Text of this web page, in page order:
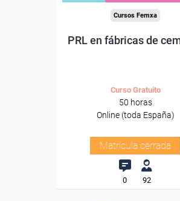
Cursos Femxa
PRL en fábricas de
Curso Gratuito
50 horas
Online (toda España)
Matrícula cerrada
0 92